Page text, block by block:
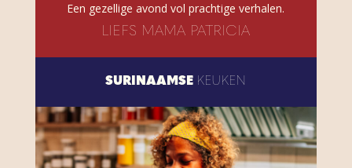
Een gezellige avond vol prachtige verhalen.
LIEFS MAMA PATRICIA
SURINAAMSE KEUKEN